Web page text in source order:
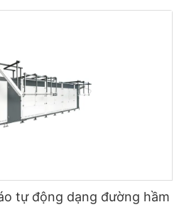
tự động dạng đường hầm